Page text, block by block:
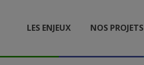
LES ENJEUX NOS PROJETS